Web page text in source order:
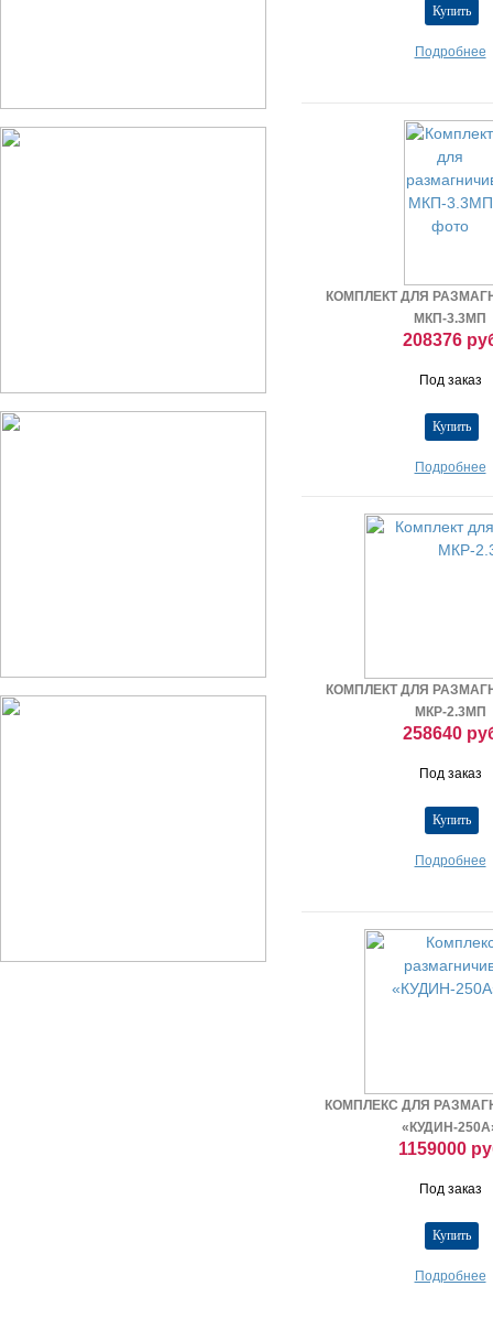
Подробнее
КОМПЛЕКТ ДЛЯ
МКП-3.3МП
208376
Под заказ
Подробнее
КОМПЛЕКТ ДЛЯ
МКР-2.3МП
258640
Под заказ
Подробнее
КОМПЛЕКС ДЛЯ
«КУДИН-
1159000
Под заказ
Подробнее